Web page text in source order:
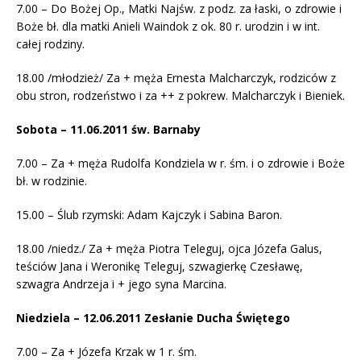
7.00 – Do Bożej Op., Matki Najśw. z podz. za łaski, o zdrowie i
Boże bł. dla matki Anieli Waindok z ok. 80 r. urodzin i w int.
całej rodziny.
18.00 /młodzież/ Za + męża Ernesta Malcharczyk, rodziców z
obu stron, rodzeństwo i za ++ z pokrew. Malcharczyk i Bieniek.
Sobota – 11.06.2011 św. Barnaby
7.00 – Za + męża Rudolfa Kondziela w r. śm. i o zdrowie i Boże
bł. w rodzinie.
15.00 – Ślub rzymski: Adam Kajczyk i Sabina Baron.
18.00 /niedz./ Za + męża Piotra Teleguj, ojca Józefa Galus,
teściów Jana i Weronikę Teleguj, szwagierkę Czesławę,
szwagra Andrzeja i + jego syna Marcina.
Niedziela – 12.06.2011 Zesłanie Ducha Świętego
7.00 – Za + Józefa Krzak w 1 r. śm.